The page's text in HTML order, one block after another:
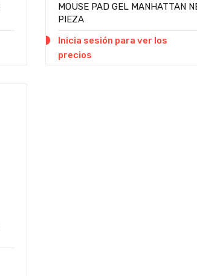
MOUSE PAD GEL MANHATTAN
PIEZA
Inicia sesión para ver los
precios